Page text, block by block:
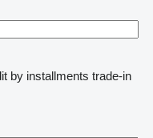
by installments trade-in